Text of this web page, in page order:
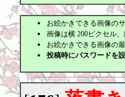
お絵かきできる画像の
画像は横 200ピクセル
お絵かきできる画像の
投稿時にパスワードを